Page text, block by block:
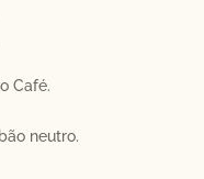
Café.
neutro.